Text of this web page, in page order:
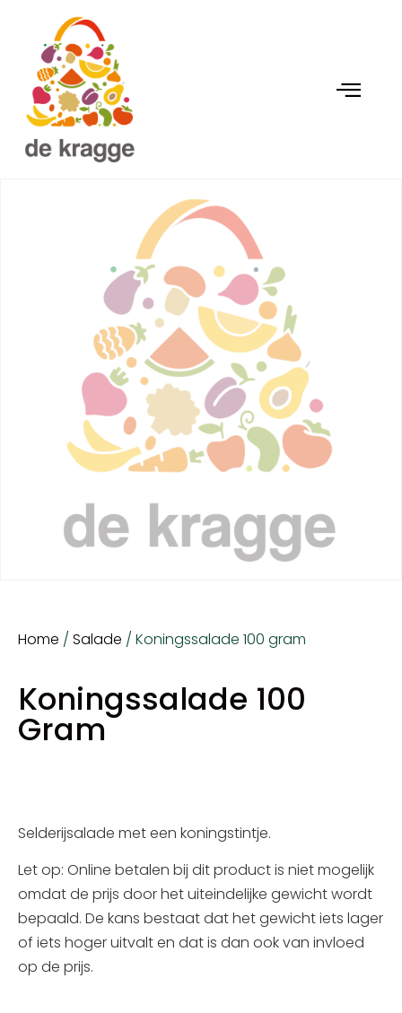
Home / Salade / Koningssalade 100 gram
Koningssalade 100
Gram
Selderijsalade met een koningstintje.
Let op: Online betalen bij dit product is niet mogelijk
omdat de prijs door het uiteindelijke gewicht wordt
bepaald. De kans bestaat dat het gewicht iets lager
of iets hoger uitvalt en dat is dan ook van invloed
op de prijs.